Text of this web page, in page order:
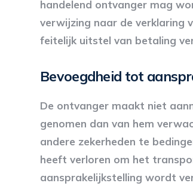
handelend ontvanger mag
verwijzing naar de verklaring
feitelijk uitstel van betaling
Bevoegdheid tot
De ontvanger maakt niet
genomen dan van hem
andere zekerheden te
heeft verloren om het
aansprakelijkstelling wordt